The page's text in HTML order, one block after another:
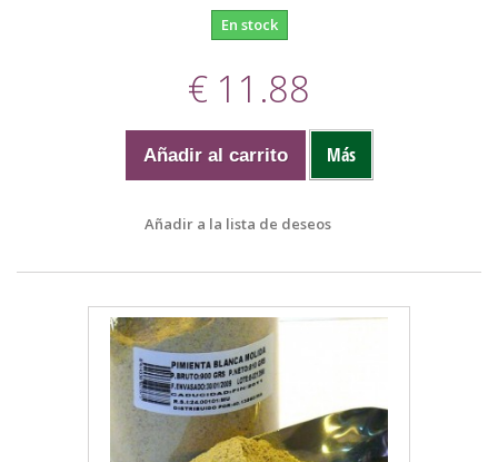
En stock
€ 11.88
Añadir al carrito Más
Añadir a la lista de deseos